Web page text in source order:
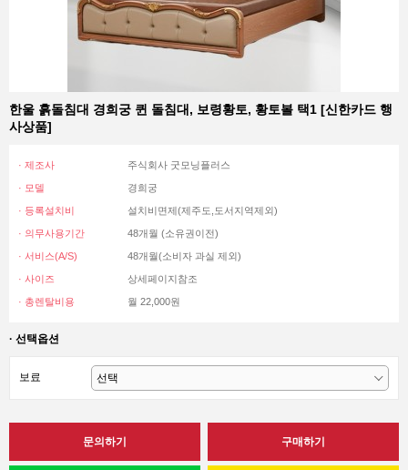
한울 흙돌침대 경희궁 퀸 돌침대, 보령황토, 황토볼 택1 [신한카드 행
사상품]
· 제조사 주식회사 굿모닝플러스
· 모델 경희궁
· 등록설치비 설치비면제(제주도,도서지역제외)
· 의무사용기간 48개월 (소유권이전)
· 서비스(A/S) 48개월(소비자 과실 제외)
· 사이즈 상세페이지참조
· 총렌탈비용 월 22,000원
· 선택옵션
보료